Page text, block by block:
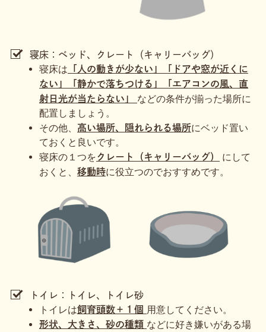
寝床：ベッド、クレート（キャリーバッグ）
寝床は 「人の動きが少ない」「ドアや窓が近くに
ない」「静かで落ちつける」「エアコンの風、直
射日光が当たらない」 などの条件が揃った場所に
配置しましょう。
その他、
高い場所、隠れられる場所にベッド置い
ておくと良いです。
寝床の１つをクレート（キャリーバッグ）
にして
おくと、 移動時に役立つのでおすすめです。
トイレ：トイレ、トイレ砂
トイレは飼育頭数＋１個 用意してください。
形状、大きさ、砂の種類 などに好き嫌いがある場